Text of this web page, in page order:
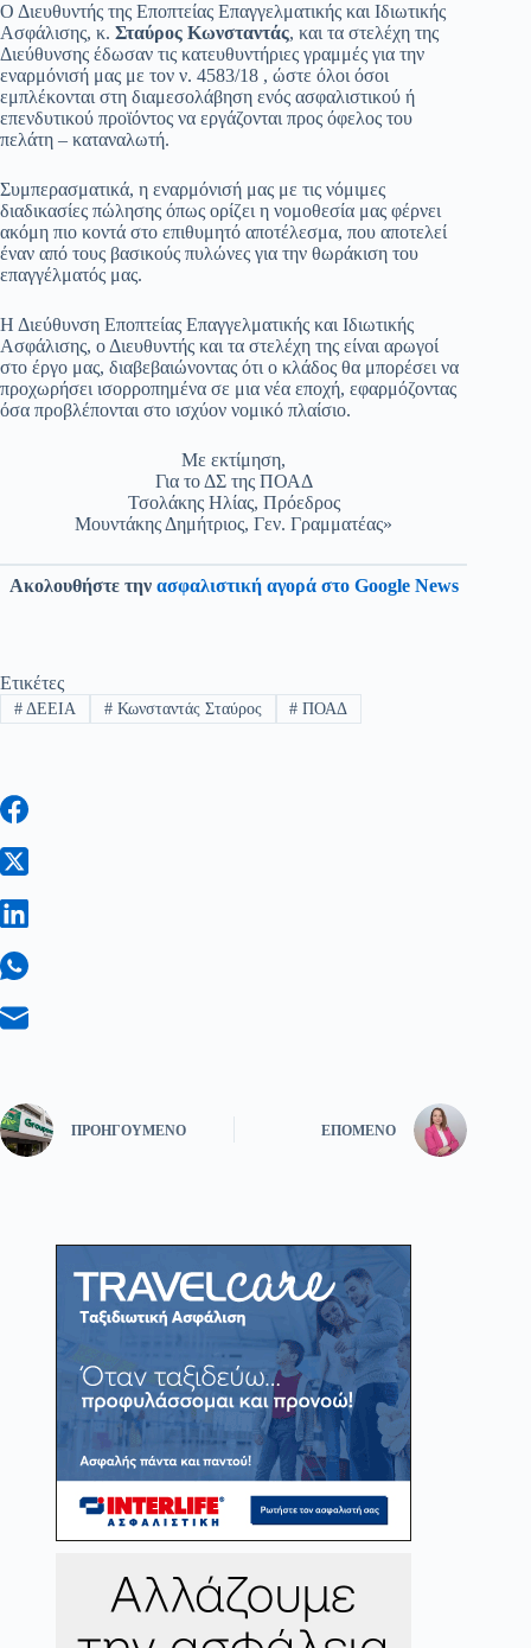
Ο Διευθυντής της Εποπτείας Επαγγελματικής και Ιδιωτικής
Ασφάλισης, κ. Σταύρος Κωνσταντάς, και τα στελέχη της
Διεύθυνσης έδωσαν τις κατευθυντήριες γραμμές για την
εναρμόνισή μας με τον ν. 4583/18 , ώστε όλοι όσοι
εμπλέκονται στη διαμεσολάβηση ενός ασφαλιστικού ή
επενδυτικού προϊόντος να εργάζονται προς όφελος του
πελάτη – καταναλωτή.
Συμπερασματικά, η εναρμόνισή μας με τις νόμιμες
διαδικασίες πώλησης όπως ορίζει η νομοθεσία μας φέρνει
ακόμη πιο κοντά στο επιθυμητό αποτέλεσμα, που αποτελεί
έναν από τους βασικούς πυλώνες για την θωράκιση του
επαγγέλματός μας.
Η Διεύθυνση Εποπτείας Επαγγελματικής και Ιδιωτικής
Ασφάλισης, ο Διευθυντής και τα στελέχη της είναι αρωγοί
στο έργο μας, διαβεβαιώνοντας ότι ο κλάδος θα μπορέσει να
προχωρήσει ισορροπημένα σε μια νέα εποχή, εφαρμόζοντας
όσα προβλέπονται στο ισχύον νομικό πλαίσιο.
Με εκτίμηση,
Για το ΔΣ της ΠΟΑΔ
Τσολάκης Ηλίας, Πρόεδρος
Μουντάκης Δημήτριος, Γεν. Γραμματέας»
Ακολουθήστε την ασφαλιστική αγορά στο Google News
Ετικέτες
#ΔΕΕΙΑ #Κωνσταντάς Σταύρος # ΠΟΑΔ
ΠΡΟΗΓΟΎΜΕΝΟ ΕΠΌΜΕΝΟ